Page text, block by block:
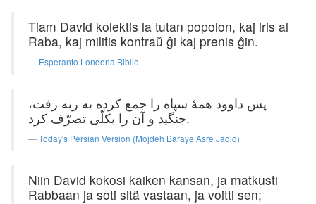
Tiam David kolektis la tutan popolon, kaj iris al
Raba, kaj militis kontraŭ ĝi kaj prenis ĝin.
Esperanto Londona Biblio
پس داوود همهٔ سپاه را جمع کرده به ربه رفت،
جنگید و آن را بکلّی تصرّف کرد.
Today's Persian Version (Mojdeh Baraye Asre Jadid)
Niin David kokosi kaiken kansan, ja matkusti
Rabbaan ja soti sitä vastaan, ja voitti sen;